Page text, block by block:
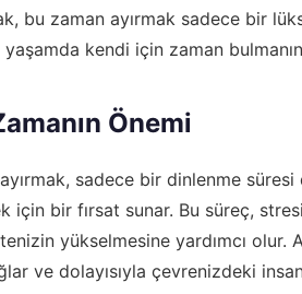
bu zaman ayırmak sadece bir
kendi için zaman
Önemi
sadece bir dinlenme
bir fırsat sunar. Bu süreç,
yükselmesine yardımcı olur.
ve dolayısıyla çevrenizdeki